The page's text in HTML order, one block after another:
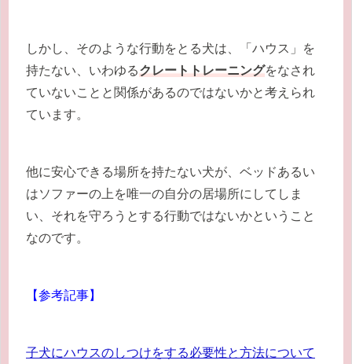
しかし、そのような行動をとる犬は、「ハウス」を
持たない、いわゆるクレートトレーニングをなされ
ていないことと関係があるのではないかと考えられ
ています。
他に安心できる場所を持たない犬が、ベッドあるい
はソファーの上を唯一の自分の居場所にしてしま
い、それを守ろうとする行動ではないかということ
なのです。
【参考記事】
子犬にハウスのしつけをする必要性と方法について